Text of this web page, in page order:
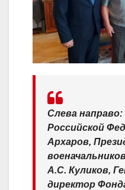
Слева
Российской
Архаров,
А.С. Куликов,
директор